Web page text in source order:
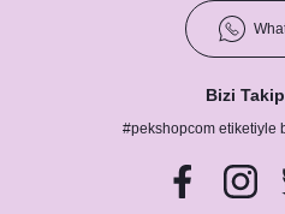
Bizi
#pekshopcom etiketiyle